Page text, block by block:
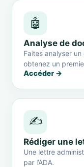
🤖
Analyse de
Faites analyser
obtenez un
Accéder →
✍️
Rédiger une
Une lettre
par l’ADA.